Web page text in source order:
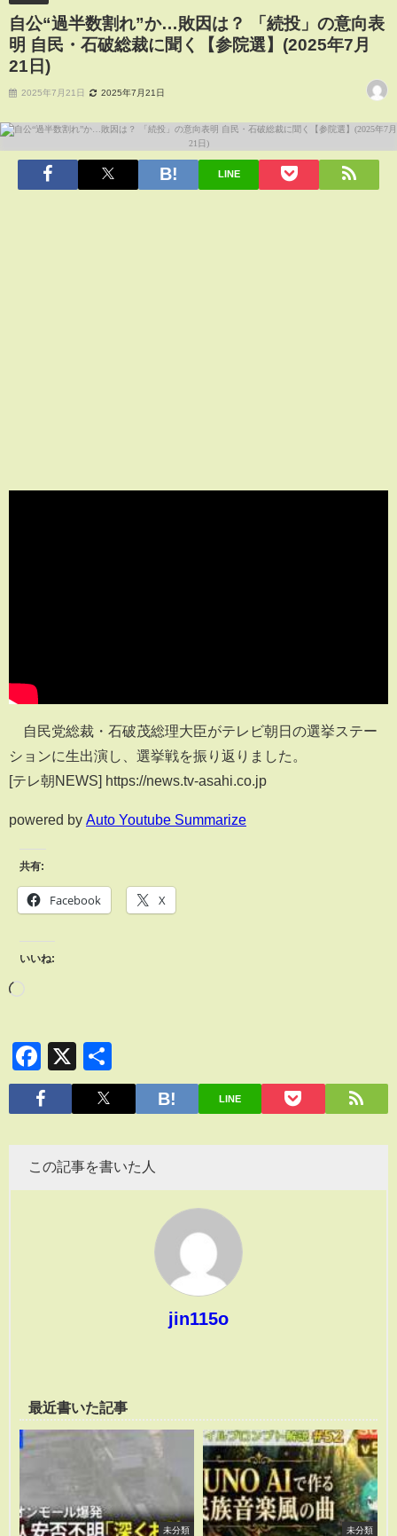
自公“過半数割れ”か…敗因は？ 「続投」の意向表
明 自民・石破総裁に聞く【参院選】(2025年7月
21日)
2025年7月21日 2025年7月21日
LINE
自民党総裁・石破茂総理大臣がテレビ朝日の選挙ステー
ションに生出演し、選挙戦を振り返りました。
[テレ朝NEWS] https://news.tv-asahi.co.jp
powered by Auto Youtube Summarize
共有:
Facebook X
いいね:
Facebook
X
有
LINE
この記事を書いた人
jin115o
最近書いた記事
未分類 未分類